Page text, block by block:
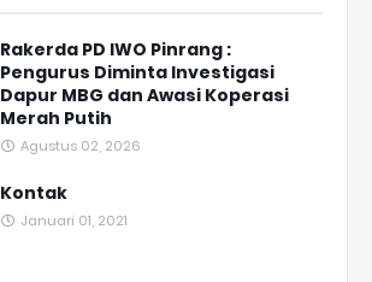
Rakerda PD IWO Pinrang :
Pengurus Diminta Investigasi
Dapur MBG dan Awasi Koperasi
Merah Putih
Agustus 02, 2026
Kontak
Januari 01, 2021